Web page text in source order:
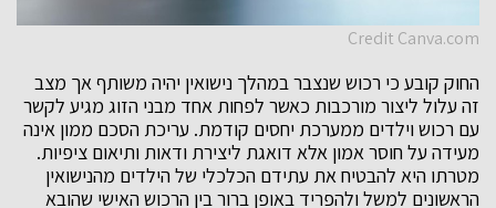
Credit Canva.com
החוק קובע כי רכוש שנצבר במהלך נישואין יהיה משותף אך מצב
זה עלול ליצור מורכבות כאשר לפחות אחד מבני הזוג מגיע לקשר
עם רכוש וילדים ממערכת יחסים קודמת. עריכת הסכם ממון אינה
מעידה על חוסר אמון אלא דואגת ליצירת ודאות ותיאום ציפיות.
מטרתו היא להבטיח את עתידם הכלכלי של הילדים מהנישואין
הראשונים למשל ולהפריד באופן ברור בין הרכוש האישי שהובא